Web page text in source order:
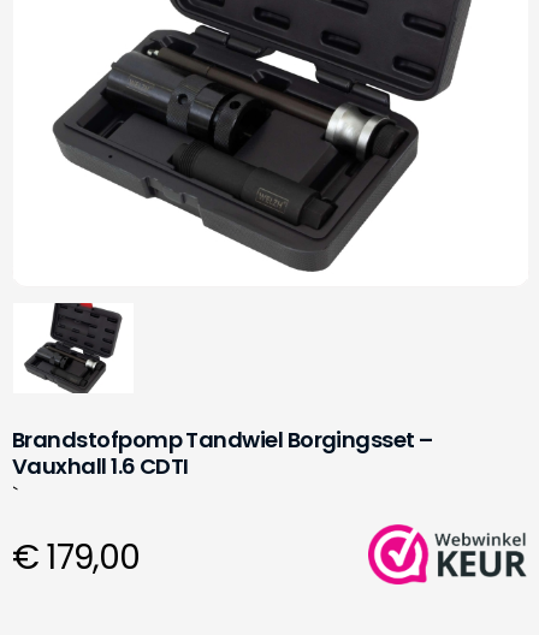
Brandstofpomp Tandwiel Borgingsset –
Vauxhall 1.6 CDTI
`
€ 179,00